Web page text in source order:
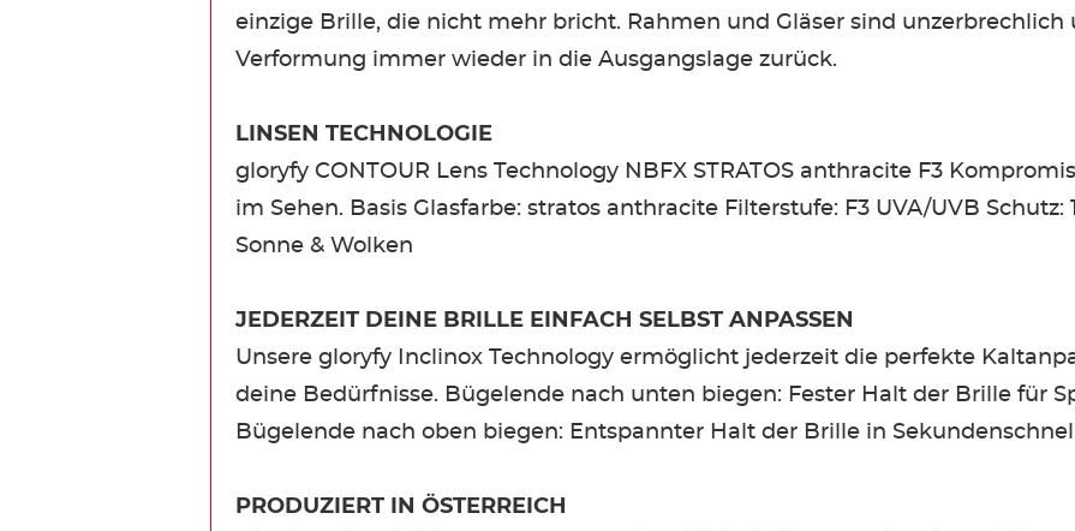
einzige Brille, die nicht mehr bricht. Rahmen und Gläser sind
Verformung immer wieder in die Ausgangslage zurück.
LINSEN TECHNOLOGIE
gloryfy CONTOUR Lens Technology NBFX STRATOS anthracite F3
im Sehen. Basis Glasfarbe: stratos anthracite Filterstufe: F3 UVA/UVB Schutz:
Sonne & Wolken
JEDERZEIT DEINE BRILLE EINFACH SELBST ANPASSEN
Unsere gloryfy Inclinox Technology ermöglicht jederzeit die perfekte
deine Bedürfnisse. Bügelende nach unten biegen: Fester Halt der Brille für
Bügelende nach oben biegen: Entspannter Halt der Brille in
PRODUZIERT IN ÖSTERREICH